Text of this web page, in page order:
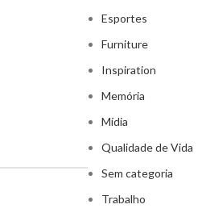
Esportes
Furniture
Inspiration
Memória
Mídia
Qualidade de Vida
Sem categoria
Trabalho